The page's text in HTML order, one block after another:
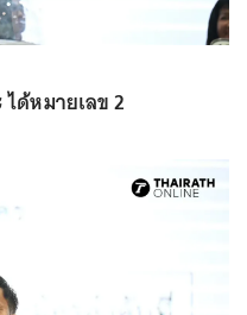
ด้หมายเลข 2